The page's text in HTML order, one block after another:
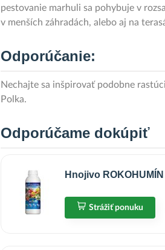
pestovanie marhuli sa pohybuje v
v menších záhradách, alebo aj na
Odporúčanie:
Nechajte sa inšpirovať podobne
Polka.
Odporúčame dokúpiť
Hnojivo
Strážiť ponuku